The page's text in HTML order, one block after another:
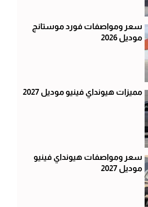
سعر ومواصفات فورد موستانج
موديل 2026
مميزات هيونداي فينيو موديل 2027
سعر ومواصفات هيونداي فينيو
موديل 2027